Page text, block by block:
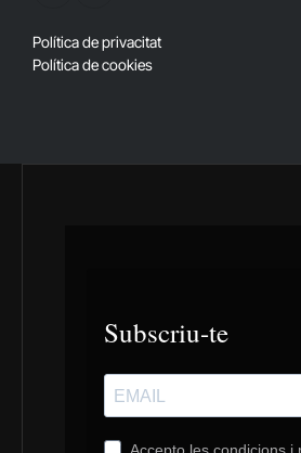
Política de privacitat
Política de cookies